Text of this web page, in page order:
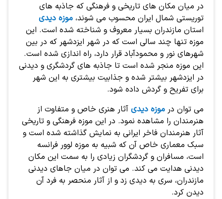
در میان مکان های تاریخی و فرهنگی که جاذبه های
توریستی شمال ایران محسوب می شوند، موزه دیدی
استان مازندران بسیار معروف و شناخته شده است. این
موزه تنها چند سالی است که در شهر ایزدشهر که در بین
شهرهای نور و محمودآباد قرار دارد، راه اندازی شده است.
این موزه منجر شده است تا جاذبه های گردشگری و دیدنی
در ایزدشهر بیشتر شده و جذابیت بیشتری به این شهر
برای تفریح و گردش داده شود.
می توان در موزه دیدی آثار هنری خاص و متفاوت از
هنرمندان را مشاهده نمود. در این موزه فرهنگی و تاریخی
آثار هنرمندان فاخر ایرانی به نمایش گذاشته شده است و
سبک معماری خاص آن که شبیه به موزه لوور فرانسه
است، مسافران و گردشگران زیادی را به سمت این مکان
دیدنی هدایت می کند. می توان در میان جاهای دیدنی
مازندران، سری به دیدی زد و از آثار منحصر به فرد آن
دیدن کرد.